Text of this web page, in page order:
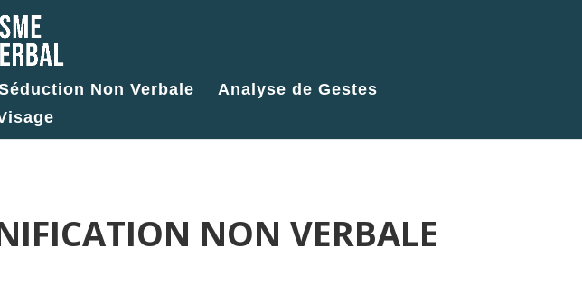
Non Verbale
Analyse de Gestes
NON VERBALE